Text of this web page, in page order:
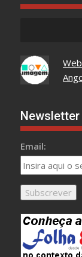
Newsletter
Email: